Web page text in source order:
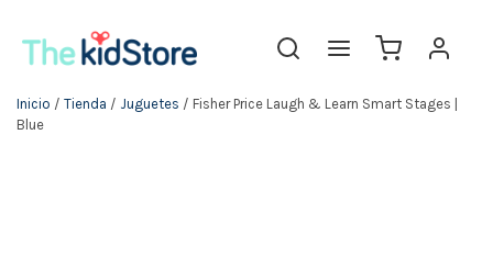
Inicio / Tienda / Juguetes / Fisher Price Laugh & Learn Smart Stages |
Blue